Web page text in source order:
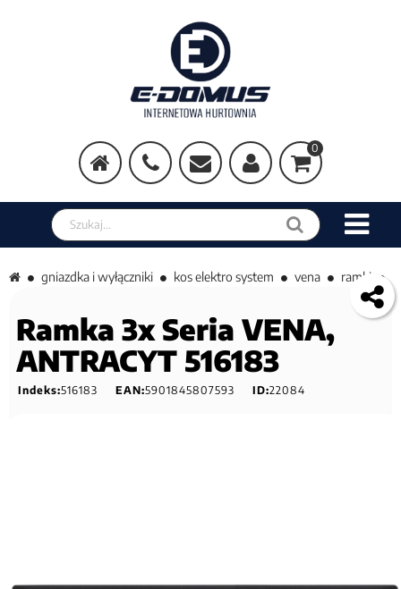
0
Szukaj w sklepie
gniazdka i wyłączniki kos elektro system vena ramki
Ramka 3x Seria VENA,
ANTRACYT 516183
Indeks:516183 EAN:5901845807593 ID:22084